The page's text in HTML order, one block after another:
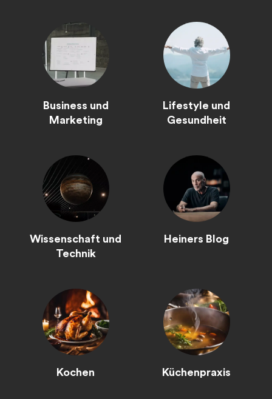
Business und
Marketing
Lifestyle und
Gesundheit
Wissenschaft und
Technik
Heiners Blog
Kochen Küchenpraxis